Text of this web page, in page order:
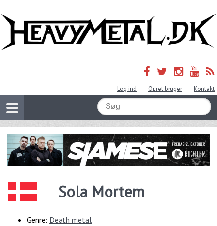
Log ind Opret bruger Kontakt
Sola Mortem
Genre: Death metal